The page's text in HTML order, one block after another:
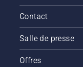
Contact
Salle de presse
Offres